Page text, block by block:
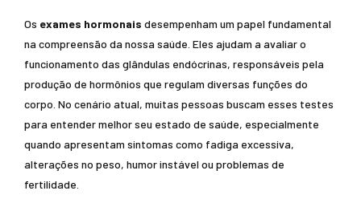
Os exames hormonais desempenham um papel fundamental
na compreensão da nossa saúde. Eles ajudam a avaliar o
funcionamento das glândulas endócrinas, responsáveis pela
produção de hormônios que regulam diversas funções do
corpo. No cenário atual, muitas pessoas buscam esses testes
para entender melhor seu estado de saúde, especialmente
quando apresentam sintomas como fadiga excessiva,
alterações no peso, humor instável ou problemas de
fertilidade.